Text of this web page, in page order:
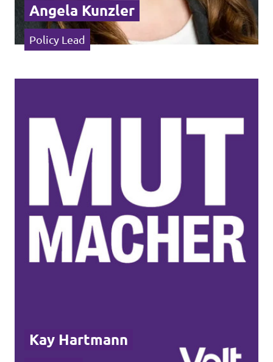
Angela Kunzler
Policy Lead
Kay Hartmann